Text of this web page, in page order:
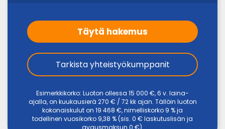
Täytä hakemus
Tarkista yhteistyökumppanit
Esimerkkikorko: Luoton ollessa 15 000 €, 6 v. laina-
ajalla, on kuukausierä 270 € / 72 kk ajan. Tällöin luoton
kokonaiskulut on 19 468 €, nimelliskorko 9 % ja
todellinen vuosikorko 9,38 % (sis. 0 € laskutuslisän ja
avausmaksun 0 €).